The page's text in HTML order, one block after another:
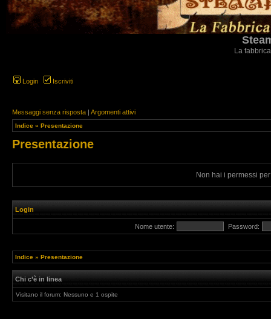
La
Login Iscriviti
Messaggi senza risposta | Argomenti attivi
Indice » Presentazione
Presentazione
Non hai i permessi
Login
Nome utente: Password:
Indice » Presentazione
Chi c’è in linea
Visitano il forum: Nessuno e 1 ospite